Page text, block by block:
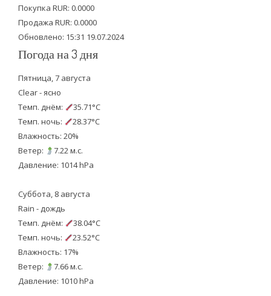
k
Покупка RUR: 0.0000
Продажа RUR: 0.0000
Обновлено: 15:31 19.07.2024
Погода на 3 дня
Пятница, 7 августа
Clear - ясно
Темп. днём:
35.71°C
Темп. ночь:
28.37°C
Влажность: 20%
Ветер:
7.22 м.с.
Давление: 1014 hPa
Суббота, 8 августа
Rain - дождь
Темп. днём:
38.04°C
Темп. ночь:
23.52°C
Влажность: 17%
Ветер:
7.66 м.с.
Давление: 1010 hPa